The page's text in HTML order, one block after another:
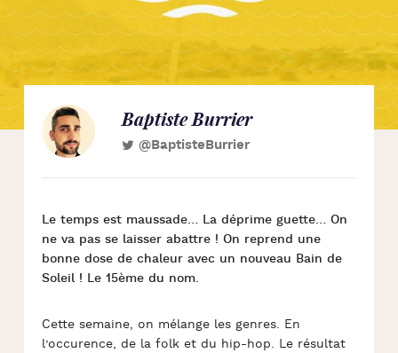
Baptiste Burrier
@BaptisteBurrier
Le temps est maussade… La déprime guette… On
ne va pas se laisser abattre ! On reprend une
bonne dose de chaleur avec un nouveau Bain de
Soleil ! Le 15ème du nom.
Cette semaine, on mélange les genres. En
l’occurence, de la folk et du hip-hop. Le résultat